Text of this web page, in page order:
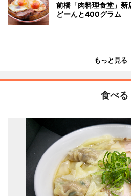
前橋「肉料理食堂」
どーんと400グラム
もっと見る
食べる